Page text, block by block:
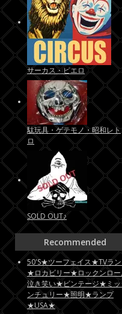
サーカス・ピエロ
駄玩具・ゲテモノ・昭和レト
ロ
SOLD OUT♪
Recommended
50'S★ツーフェイス★TVラ
★ロカビリー★ロックンロ
泣き笑い★ビンテージ★ミッ
ンチュリー★照明★ランプ
★USA★